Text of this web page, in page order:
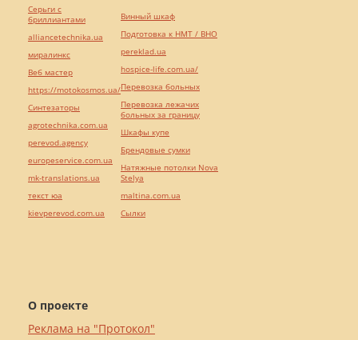
О проекте
Реклама на "Протокол"
Серьги с
бриллиантами
alliancetechnika.ua
миралинкс
Веб мастер
https://motokosmos.ua/
Синтезаторы
agrotechnika.com.ua
perevod.agency
europeservice.com.ua
mk-translations.ua
текст юа
kievperevod.com.ua
Винный шкаф
Подготовка к НМТ / ВНО
pereklad.ua
hospice-life.com.ua/
Перевозка больных
Перевозка лежачих
больных за границу
Шкафы купе
Брендовые сумки
Натяжные потолки Nova
Stelya
maltina.com.ua
Cылки